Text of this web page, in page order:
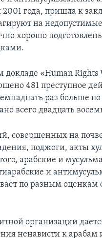
2001 года, пришла к
на
хорошо
докладе «Human
481 преступное
раз больше
всего двадцать
совершенных на
поджоги, акты
арабские и
и
по разным оценкам
организации
ненависти к арабам